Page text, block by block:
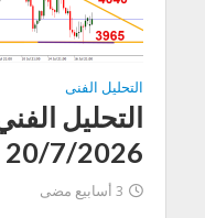
التحليل الفنى
التحليل
20/7/2026
3 أسابيع مضى